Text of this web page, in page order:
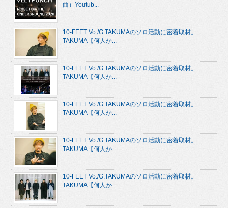
曲）Youtub...
10-FEET Vo./G.TAKUMAのソロ活動に密着取材。
TAKUMA【何人か...
10-FEET Vo./G.TAKUMAのソロ活動に密着取材。
TAKUMA【何人か...
10-FEET Vo./G.TAKUMAのソロ活動に密着取材。
TAKUMA【何人か...
10-FEET Vo./G.TAKUMAのソロ活動に密着取材。
TAKUMA【何人か...
10-FEET Vo./G.TAKUMAのソロ活動に密着取材。
TAKUMA【何人か...